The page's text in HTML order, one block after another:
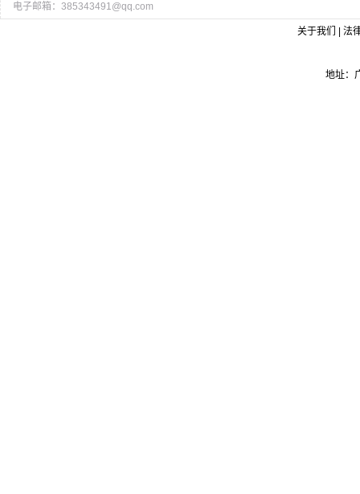
电子邮箱：385343491@qq.com
关于我们 | 法
地址：